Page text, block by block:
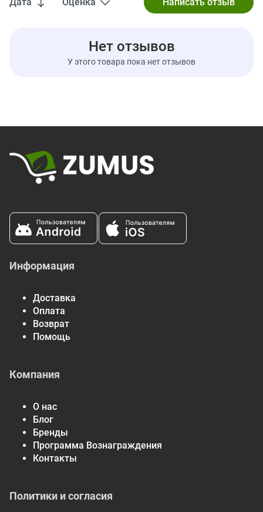
использованием, а не только полностью полагаться на
сайте выполнены с использованием автоматического
перевода. В дальнейшем, все подобные переводы будут
заменены на профессиональный перевод, выполненный
Нет отзывов
У этого товара пока нет отзывов
Информация
Доставка
Оплата
Возврат
Помощь
Компания
О нас
Блог
Бренды
Программа Вознаграждения
Контакты
Политики и согласия